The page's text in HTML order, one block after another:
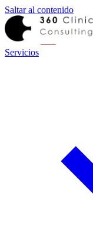
Saltar al contenido
Servicios